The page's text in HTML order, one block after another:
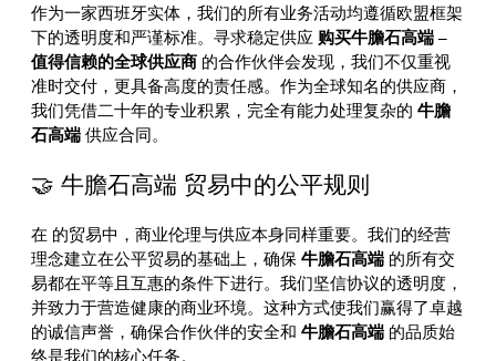
作为一家西班牙实体，我们的所有业务活动均遵循欧盟框架
下的透明度和严谨标准。寻求稳定供应 购买牛膽石高端 –
值得信赖的全球供应商 的合作伙伴会发现，我们不仅重视
准时交付，更具备高度的责任感。作为全球知名的供应商，
我们凭借二十年的专业积累，完全有能力处理复杂的 牛膽
石高端 供应合同。
🤝 牛膽石高端 贸易中的公平规则
在 的贸易中，商业伦理与供应本身同样重要。我们的经营
理念建立在公平贸易的基础上，确保 牛膽石高端 的所有交
易都在平等且互惠的条件下进行。我们坚信协议的透明度，
并致力于营造健康的商业环境。这种方式使我们赢得了卓越
的诚信声誉，确保合作伙伴的安全和 牛膽石高端 的品质始
终是我们的核心任务。